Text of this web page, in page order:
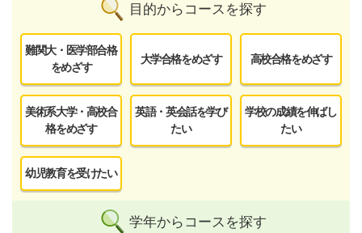
目的からコースを探す
難関大・医学部合格
をめざす
大学合格をめざす 高校合格をめざす
美術系大学・高校合
格をめざす
英語・英会話を学び
たい
学校の成績を伸ばし
たい
幼児教育を受けたい
学年からコースを探す